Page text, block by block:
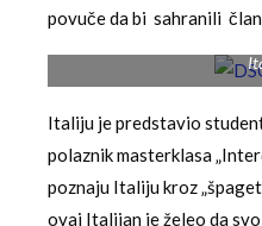
povuče da bi sahranili
Italiju je predstavio
polaznik masterklasa
poznaju Italiju kroz
ovaj Italijan je želeo da